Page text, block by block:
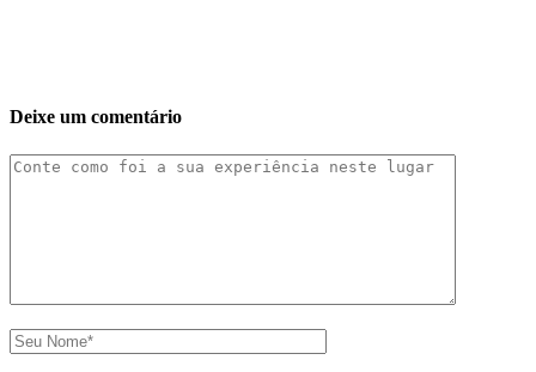
Deixe um comentário